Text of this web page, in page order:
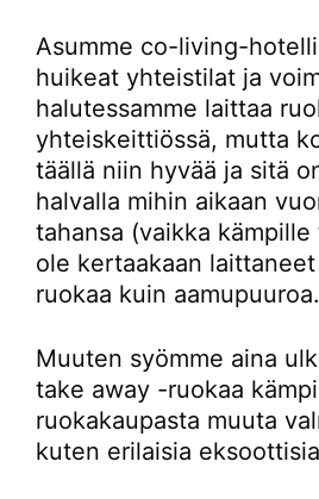
Asumme co-living-
huikeat yhteistilat ja
halutessamme laittaa
yhteiskeittiössä, mutta
täällä niin hyvää ja sitä
halvalla mihin aikaan
tahansa (vaikka
ole kertaakaan
ruokaa kuin aamupuuroa.
Muuten syömme aina
take away -ruokaa
ruokakaupasta muuta
kuten erilaisia